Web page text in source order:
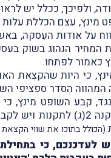
מינץ, עצם הכללת
על אודות העִסקה,
המחיר הנהוג בשוק
כאמור לפתחו.
כי היות שהקצאת
קבע השופט מינץ,
בסתירה לאמוּר בתקנה
(הכולל בתוכו את שווי
לעדכנכם, כי